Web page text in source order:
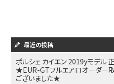
最近の投稿
ポルシェ カイエン 2019yモデル
★EUR-GTフルエアロオーダー
ございました★